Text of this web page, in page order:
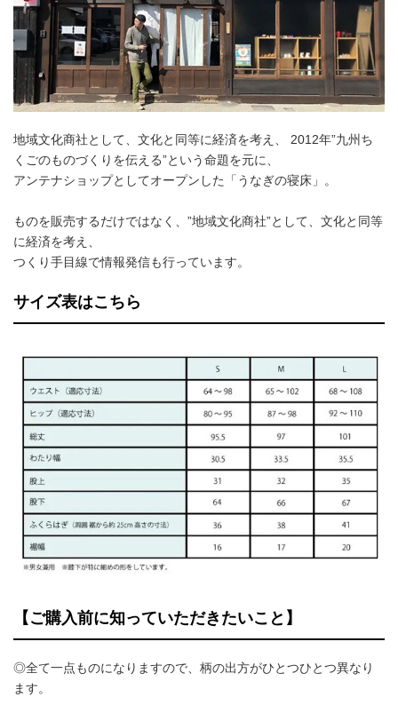
地域文化商社として、文化と同等に経済を考え、 2012年”九州ち
くごのものづくりを伝える”という命題を元に、
アンテナショップとしてオープンした「うなぎの寝床」。
ものを販売するだけではなく、”地域文化商社”として、文化と同等
に経済を考え、
つくり手目線で情報発信も行っています。
サイズ表はこちら
【ご購入前に知っていただきたいこと】
◎全て一点ものになりますので、柄の出方がひとつひとつ異なり
ます。